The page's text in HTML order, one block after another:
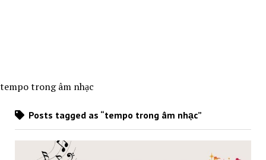
tempo trong âm nhạc
Posts tagged as “tempo trong âm nhạc”